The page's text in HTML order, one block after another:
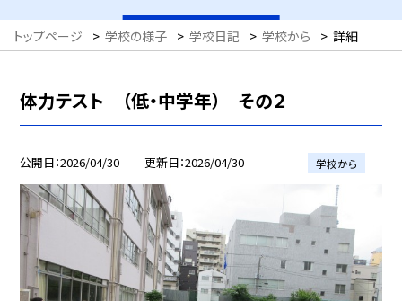
トップページ > 学校の様子 > 学校日記 > 学校から > 詳細
体力テスト （低・中学年） その２
公開日 2026/04/30 更新日 2026/04/30 学校から